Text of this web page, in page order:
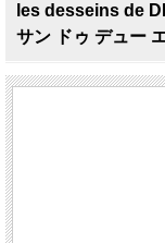
les desseins de
サン ドゥ デュー